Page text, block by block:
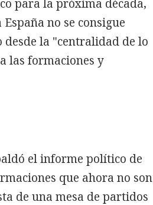
para la próxima década,
no se consigue
la "centralidad de lo
las formaciones y
el informe político de
que ahora no son
de una mesa de partidos